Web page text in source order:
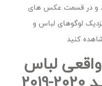
و در قسمت عکس های
لوگوهای لباس و
کنید
لباس